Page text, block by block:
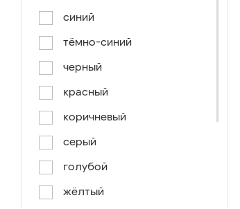
синий
тёмно-синий
черный
красный
коричневый
серый
голубой
жёлтый